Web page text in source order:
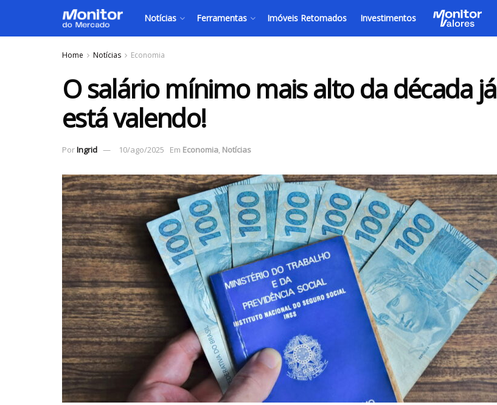
Notícias Ferramentas Imóveis Retomados Investimentos
Home Notícias Economia
O salário mínimo mais alto da década já
está valendo!
PorIngrid 10/ago/2025 Em Economia, Notícias